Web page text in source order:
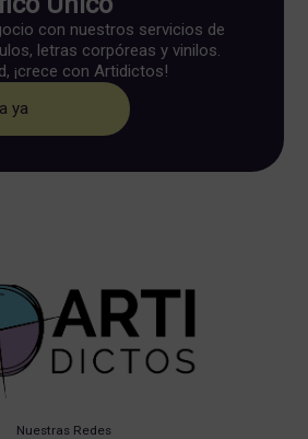
con nuestros servicios de
letras corpóreas y vinilos.
¡crece con Artidictos!
ya
Nuestras Redes